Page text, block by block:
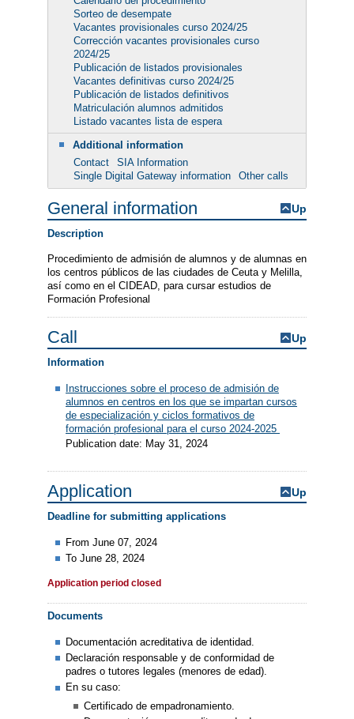
Sorteo de desempate
Vacantes provisionales curso 2024/25
Corrección vacantes provisionales curso
2024/25
Publicación de listados provisionales
Vacantes definitivas curso 2024/25
Publicación de listados definitivos
Matriculación alumnos admitidos
Listado vacantes lista de espera
Additional information
Contact
SIA Information
Single Digital Gateway information
Other calls
General information Up
Description
Procedimiento de admisión de alumnos y de alumnas en
los centros públicos de las ciudades de Ceuta y Melilla,
así como en el CIDEAD, para cursar estudios de
Formación Profesional
Call Up
Information
Instrucciones sobre el proceso de admisión de
alumnos en centros en los que se impartan cursos
de especialización y ciclos formativos de
formación profesional para el curso 2024-2025
Publication date: May 31, 2024
Application Up
Deadline for submitting applications
From June 07, 2024
To June 28, 2024
Application period closed
Documents
Documentación acreditativa de identidad.
Declaración responsable y de conformidad de
padres o tutores legales (menores de edad).
En su caso:
Certificado de empadronamiento.